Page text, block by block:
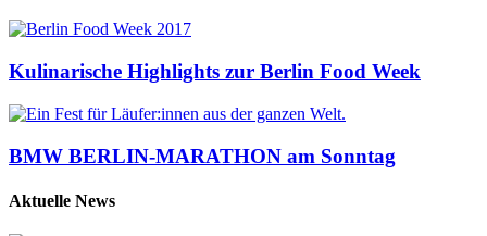
Kulinarische Highlights zur Berlin Food Week
BMW BERLIN-MARATHON am Sonntag
Aktuelle News